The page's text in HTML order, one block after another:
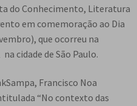
do Conhecimento, Literatura
em comemoração ao Dia
que ocorreu na
cidade de São Paulo.
Francisco Noa
“No contexto das